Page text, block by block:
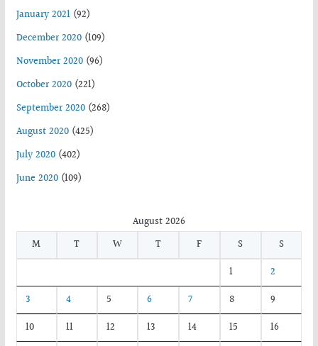
January 2021(92)
December 2020(109)
November 2020(96)
October 2020(221)
September 2020(268)
August 2020(425)
July 2020(402)
June 2020(109)
August 2026
M
T W T F S
S
1
2
3
4 5 6 7 8
9
10
11 12 13 14 15
16